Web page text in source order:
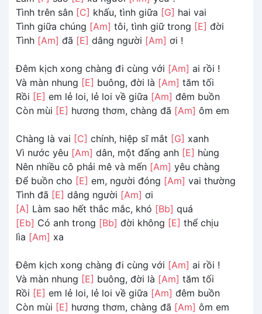
Tình trên sân [C] khấu, tình giữa [G] hai vai
Tình giữa chúng [Am] tôi, tình giữ trong [E] đời
Tình [Am] đã [E] dâng người [Am] ơi !
Đêm kịch xong chàng đi cùng với [Am] ai rồi !
Và màn nhung [E] buông, đời là [Am] tăm tối
Rồi [E] em lẻ loi, lẻ loi về giữa [Am] đêm buồn
Còn mùi [E] hương thơm, chàng đã [Am] ôm em
Chàng là vai [C] chính, hiệp sĩ mắt [G] xanh
Vì nước yêu [Am] dân, một đấng anh [E] hùng
Nên nhiều cô phải mê và mến [Am] yêu chàng
Để buồn cho [E] em, người đóng [Am] vai thường
Tình đã [E] dâng người [Am] ơi
[A] Làm sao hết thắc mắc, khó [Bb] quá
[Eb] Có anh trong [Bb] đời không [E] thể chịu
lìa [Am] xa
Đêm kịch xong chàng đi cùng với [Am] ai rồi !
Và màn nhung [E] buông, đời là [Am] tăm tối
Rồi [E] em lẻ loi, lẻ loi về giữa [Am] đêm buồn
Còn mùi [E] hương thơm, chàng đã [Am] ôm em